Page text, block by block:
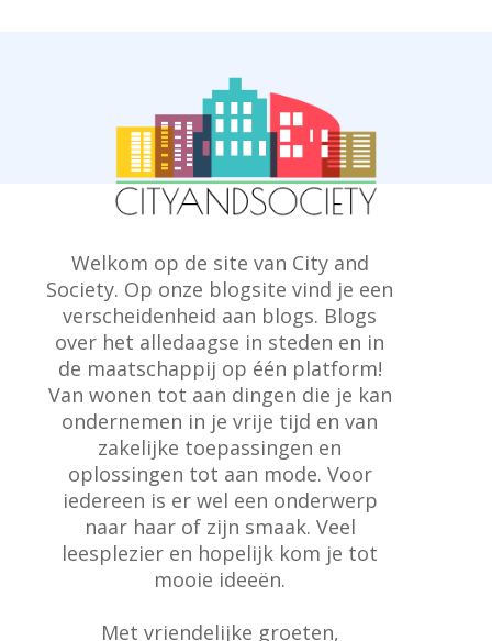
Welkom op de site van City and
Society. Op onze blogsite vind je een
verscheidenheid aan blogs. Blogs
over het alledaagse in steden en in
de maatschappij op één platform!
Van wonen tot aan dingen die je kan
ondernemen in je vrije tijd en van
zakelijke toepassingen en
oplossingen tot aan mode. Voor
iedereen is er wel een onderwerp
naar haar of zijn smaak. Veel
leesplezier en hopelijk kom je tot
mooie ideeën.
Met vriendelijke groeten,